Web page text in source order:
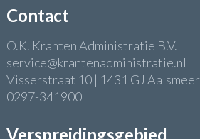
Contact
O.K. Kranten Administratie B.V.
service@krantenadministratie.nl
Visserstraat 10 | 1431 GJ Aalsmeer
0297-341900
Verspreidingsgebied